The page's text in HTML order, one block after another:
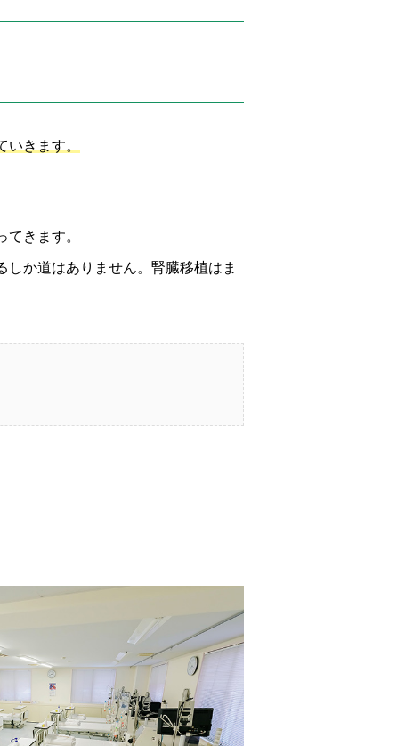
きます。
きます。
か道はありません。腎臓移植はま